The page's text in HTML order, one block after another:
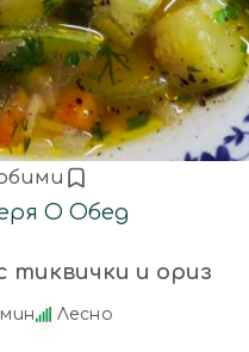
О Обед
тиквички и ориз
Лесно